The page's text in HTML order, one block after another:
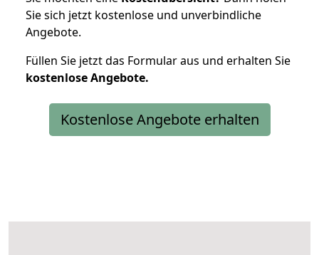
Sie sich jetzt kostenlose und unverbindliche
Angebote.
Füllen Sie jetzt das Formular aus und erhalten Sie
kostenloseAngebote.
Kostenlose Angebote erhalten